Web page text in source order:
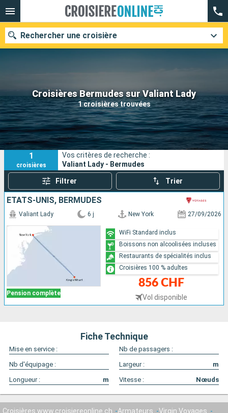
Croisières Bermudes sur Valiant Lady
1 croisières trouvées
Rechercher une croisière
Nos destinations
Mois de départ
Ports Compagnies
Rechercher
1
croisières
Vos critères de recherche :
Valiant Lady - Bermudes
Filtrer Trier
ÉTATS-UNIS, BERMUDES
Pension complète
Valiant Lady 6 j New York 27/09/2026
856 CHF
Vol disponible
WiFi Standard inclus
Boissons non alcoolisées incluses
Restaurants de spécialités inclus
Croisières 100 % adultes
Fiche Technique
Mise en service :
Nb de passagers :
Nb d'équipage :
Largeur :
m
Longueur :
m Vitesse : Nœuds
Croisières www.croisiereonline.ch Armateurs
Virgin Voyages